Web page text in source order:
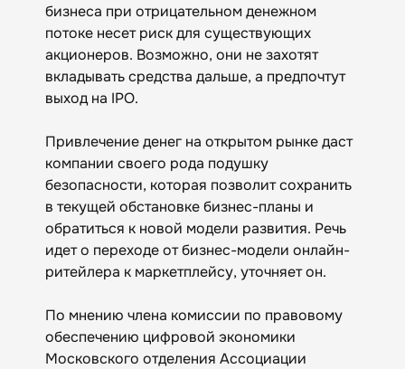
бизнеса при отрицательном денежном
потоке несет риск для существующих
акционеров. Возможно, они не захотят
вкладывать средства дальше, а предпочтут
выход на IPO.
Привлечение денег на открытом рынке даст
компании своего рода подушку
безопасности, которая позволит сохранить
в текущей обстановке бизнес-планы и
обратиться к новой модели развития. Речь
идет о переходе от бизнес-модели онлайн-
ритейлера к маркетплейсу, уточняет он.
По мнению члена комиссии по правовому
обеспечению цифровой экономики
Московского отделения Ассоциации